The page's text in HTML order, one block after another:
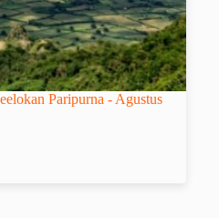
Paripurna - Agustus